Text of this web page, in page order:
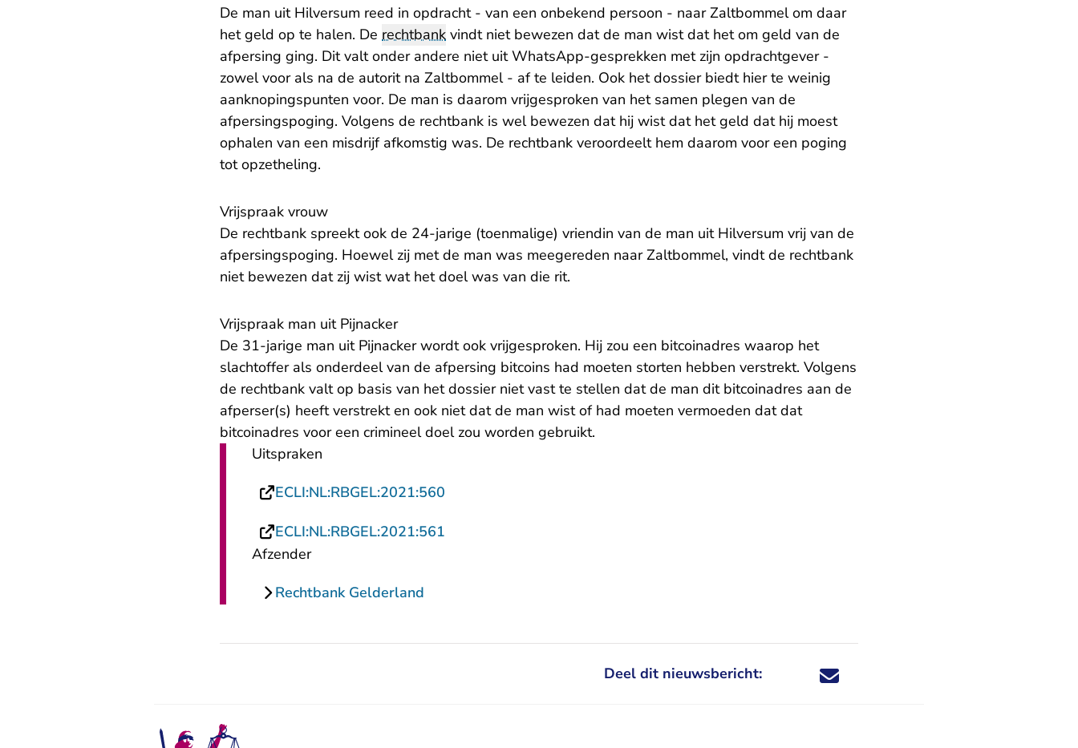
De man uit Hilversum reed in opdracht - van een onbekend persoon - naar Zaltbommel om daar
het geld op te halen. De rechtbank vindt niet bewezen dat de man wist dat het om geld van de
afpersing ging. Dit valt onder andere niet uit WhatsApp-gesprekken met zijn opdrachtgever -
zowel voor als na de autorit na Zaltbommel - af te leiden. Ook het dossier biedt hier te weinig
aanknopingspunten voor. De man is daarom vrijgesproken van het samen plegen van de
afpersingspoging. Volgens de rechtbank is wel bewezen dat hij wist dat het geld dat hij moest
ophalen van een misdrijf afkomstig was. De rechtbank veroordeelt hem daarom voor een poging
tot opzetheling.
Vrijspraak vrouw
De rechtbank spreekt ook de 24-jarige (toenmalige) vriendin van de man uit Hilversum vrij van de
afpersingspoging. Hoewel zij met de man was meegereden naar Zaltbommel, vindt de rechtbank
niet bewezen dat zij wist wat het doel was van die rit.
Vrijspraak man uit Pijnacker
De 31-jarige man uit Pijnacker wordt ook vrijgesproken. Hij zou een bitcoinadres waarop het
slachtoffer als onderdeel van de afpersing bitcoins had moeten storten hebben verstrekt. Volgens
de rechtbank valt op basis van het dossier niet vast te stellen dat de man dit bitcoinadres aan de
afperser(s) heeft verstrekt en ook niet dat de man wist of had moeten vermoeden dat dat
bitcoinadres voor een crimineel doel zou worden gebruikt.
Uitspraken
ECLI:NL:RBGEL:2021:560
ECLI:NL:RBGEL:2021:561
Afzender
Rechtbank Gelderland
Deel dit nieuwsbericht: Deel dit nieuwsbericht via X - U verlaat
Deel dit nieuwsbericht via Facebook - U
Deel dit nieuwsbericht via e-mail
Deel dit nieuwsbericht via LinkedIn - U